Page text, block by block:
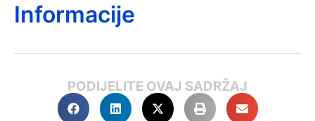
Informacije
PODIJELITE OVAJ SADRŽAJ